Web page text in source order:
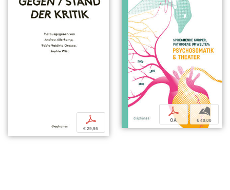
p
€ 29,95
p
OA
b
€ 40,00